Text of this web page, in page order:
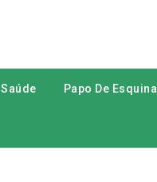
Saúde Papo De Esquina